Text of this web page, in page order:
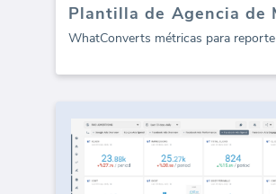
WhatConverts métricas para reporte